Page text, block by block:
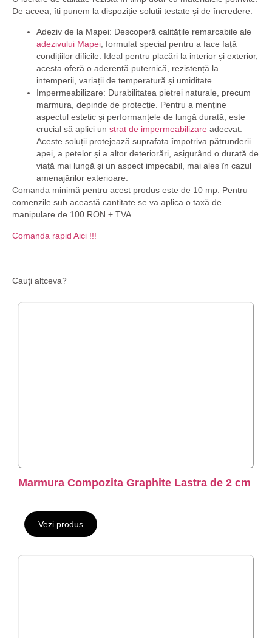
Cauți altceva?
Marmura Compozita Graphite Lastra de 2 cm
Vezi produs
De aceea, îți punem la dispoziție soluții testate și de încredere:
Adeziv de la Mapei: Descoperă calitățile remarcabile ale
adezivului Mapei, formulat special pentru a face față
condițiilor dificile. Ideal pentru placări la interior și exterior,
acesta oferă o aderență puternică, rezistență la
intemperii, variații de temperatură și umiditate.
Impermeabilizare: Durabilitatea pietrei naturale, precum
marmura, depinde de protecție. Pentru a menține
aspectul estetic și performanțele de lungă durată, este
crucial să aplici un strat de impermeabilizare adecvat.
Aceste soluții protejează suprafața împotriva pătrunderii
apei, a petelor și a altor deteriorări, asigurând o durată de
viață mai lungă și un aspect impecabil, mai ales în cazul
amenajărilor exterioare.
Comanda minimă pentru acest produs este de 10 mp. Pentru
comenzile sub această cantitate se va aplica o taxă de
manipulare de 100 RON + TVA.
Comanda rapid Aici !!!